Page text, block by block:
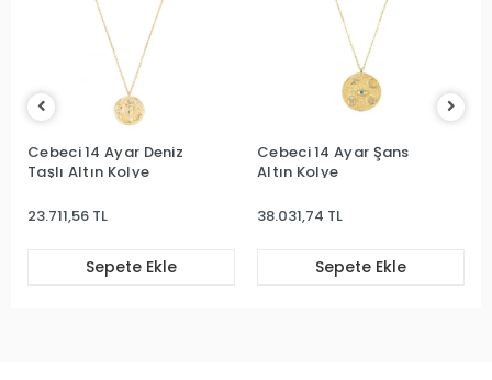
Cebeci 14 Ayar Deniz
Taşlı Altın Kolye
23.711,56 TL
Sepete Ekle
Cebeci 14 Ayar Şans
Altın Kolye
38.031,74 TL
Sepete Ekle